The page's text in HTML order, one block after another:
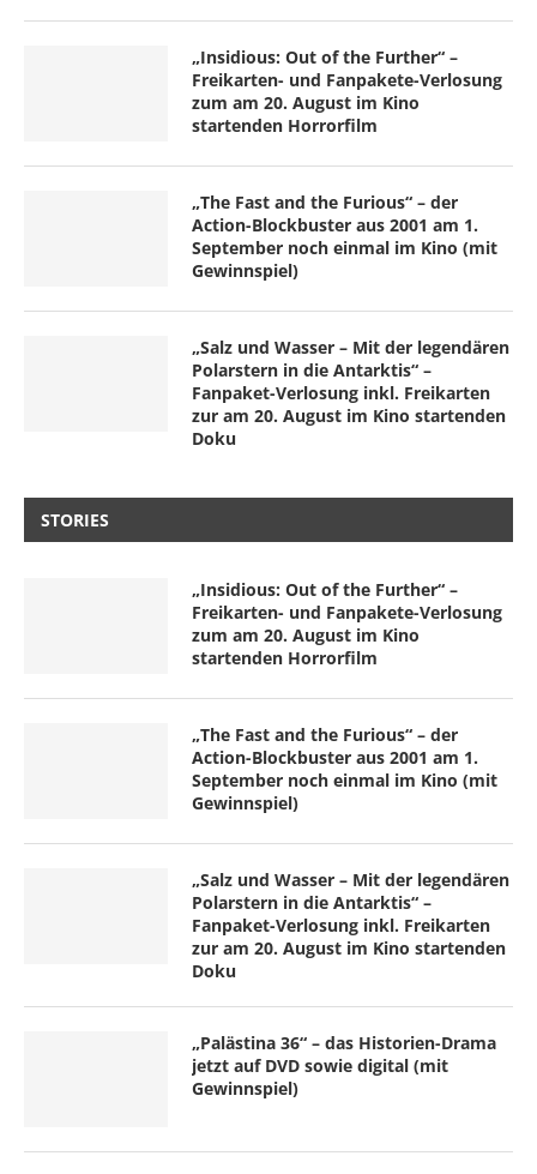
„Insidious: Out of the Further“ –
Freikarten- und Fanpakete-Verlosung
zum am 20. August im Kino
startenden Horrorfilm
„The Fast and the Furious“ – der
Action-Blockbuster aus 2001 am 1.
September noch einmal im Kino (mit
Gewinnspiel)
„Salz und Wasser – Mit der legendären
Polarstern in die Antarktis“ –
Fanpaket-Verlosung inkl. Freikarten
zur am 20. August im Kino startenden
Doku
STORIES
„Insidious: Out of the Further“ –
Freikarten- und Fanpakete-Verlosung
zum am 20. August im Kino
startenden Horrorfilm
„The Fast and the Furious“ – der
Action-Blockbuster aus 2001 am 1.
September noch einmal im Kino (mit
Gewinnspiel)
„Salz und Wasser – Mit der legendären
Polarstern in die Antarktis“ –
Fanpaket-Verlosung inkl. Freikarten
zur am 20. August im Kino startenden
Doku
„Palästina 36“ – das Historien-Drama
jetzt auf DVD sowie digital (mit
Gewinnspiel)